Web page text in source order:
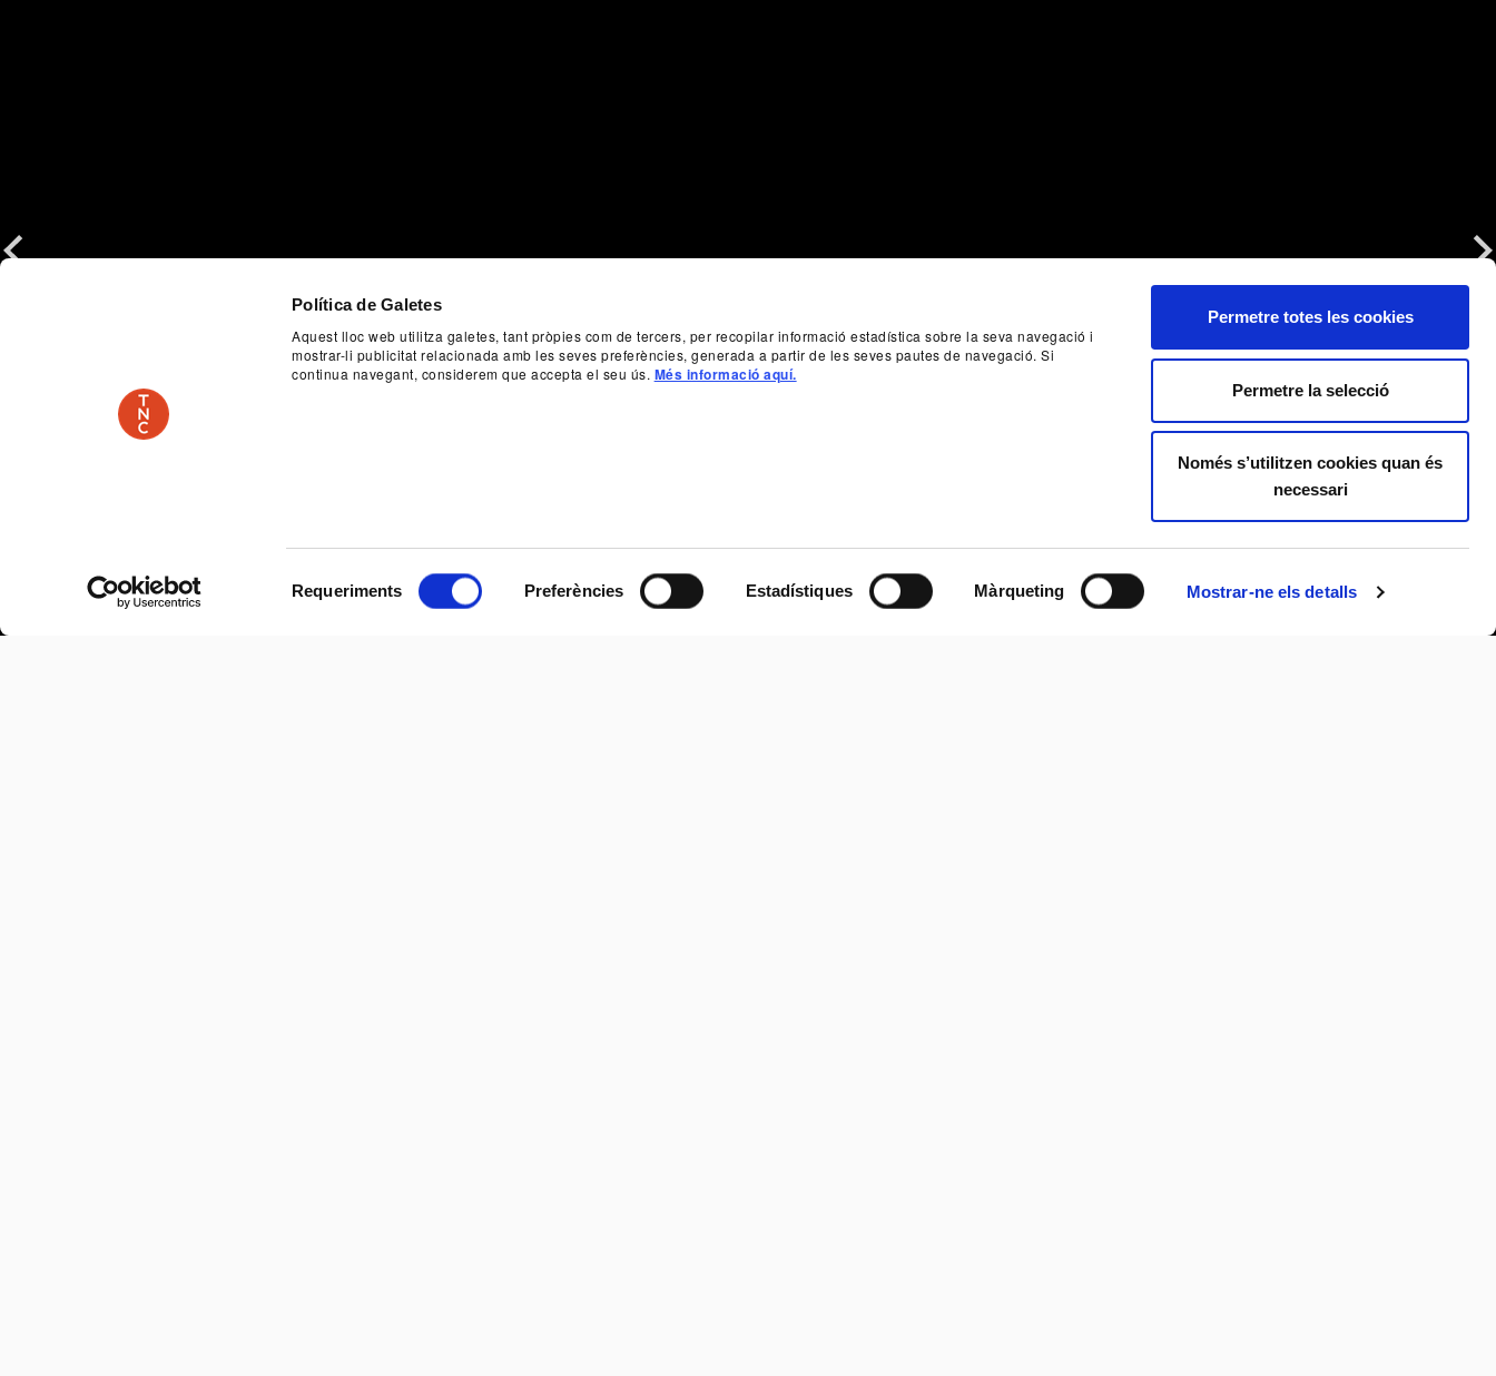
Política de Galetes
Aquest lloc web utilitza galetes, tant pròpies com de tercers, per recopilar informació estadística sobre la seva navegació i
mostrar-li publicitat relacionada amb les seves preferències, generada a partir de les seves pautes de navegació. Si
continua navegant, considerem que accepta el seu ús. Més informació aquí.
Requeriments Preferències Estadístiques Màrqueting Mostrar-ne els detalls
Permetre totes les cookies
Permetre la selecció
Només s’utilitzen cookies quan és
necessari
Next